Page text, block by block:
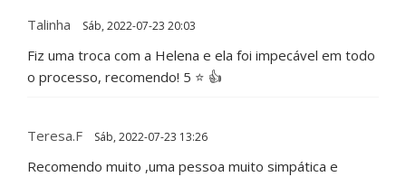
Talinha Sáb, 2022-07-23 20:03
Fiz uma troca com a Helena e ela foi impecável em todo
o processo, recomendo! 5 ⭐️ 👍
Teresa.f Sáb, 2022-07-23 13:26
Recomendo muito ,uma pessoa muito simpática e